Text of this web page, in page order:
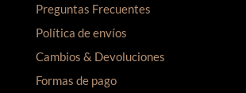
Preguntas Frecuentes
Política de envíos
Cambios & Devoluciones
Formas de pago